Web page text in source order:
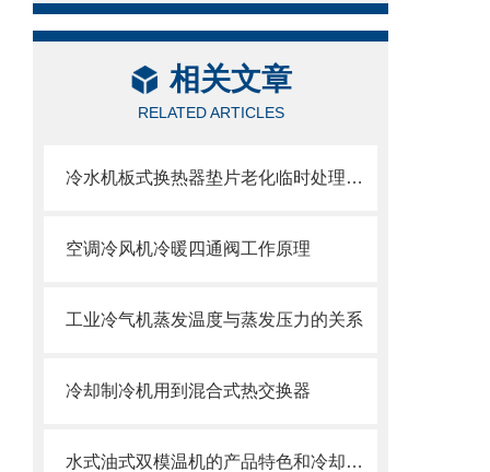
相关文章
RELATED ARTICLES
冷水机板式换热器垫片老化临时处理方法
空调冷风机冷暖四通阀工作原理
工业冷气机蒸发温度与蒸发压力的关系
冷却制冷机用到混合式热交换器
水式油式双模温机的产品特色和冷却方式的介绍